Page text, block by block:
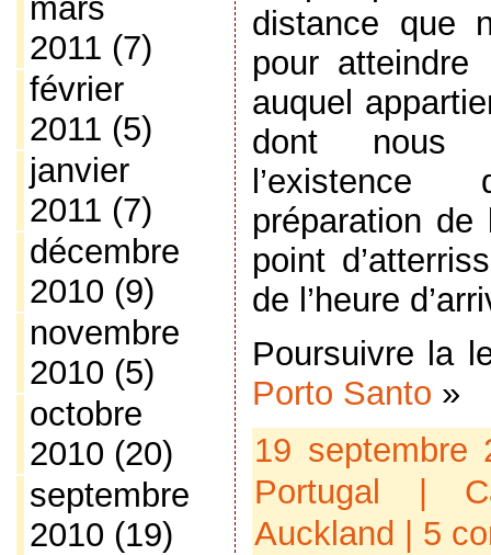
mars
2011 (7)
février
2011 (5)
janvier
2011 (7)
décembre
2010 (9)
novembre
2010 (5)
octobre
2010 (20)
septembre
2010 (19)
distance que
pour atteindre
auquel
dont nous
préparation
point
de l’heure
Poursuivre la
Porto Santo »
19
Portugal
|
Auckland
5